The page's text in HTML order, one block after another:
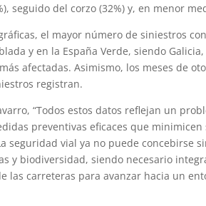
seguido del corzo (32%) y, en menor
el mayor número de siniestros
y en la España Verde, siendo
afectadas. Asimismo, los meses de
registran.
“Todos estos datos reflejan un
preventivas eficaces que
seguridad vial ya no puede concebirse
y biodiversidad, siendo necesario
las carreteras para avanzar hacia un